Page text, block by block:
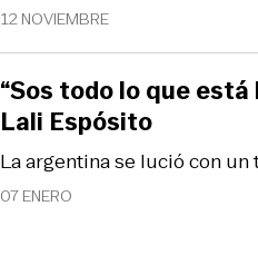
12 NOVIEMBRE
07 ENERO
La argentina se lució con
“Sos todo lo que está
Lali Espósito